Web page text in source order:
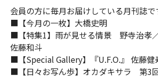
会員の方に毎月お届けしている月刊誌で
■【今月の一枚】大橋史明
■【特集1】雨が見せる情景 野寺治孝
佐藤和斗
■【Special Gallery】『U.F.O.』 佐藤健
■【日々お写ん歩】オカダキサラ 第3回